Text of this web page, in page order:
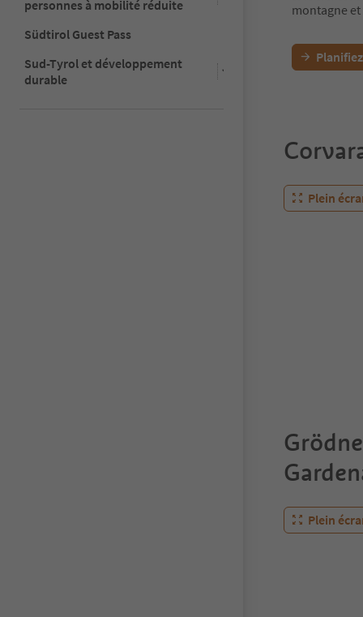
personnes à mobilité réduite
Südtirol Guest Pass
Sud-Tyrol et développement
durable
montagne
Plein
Plein